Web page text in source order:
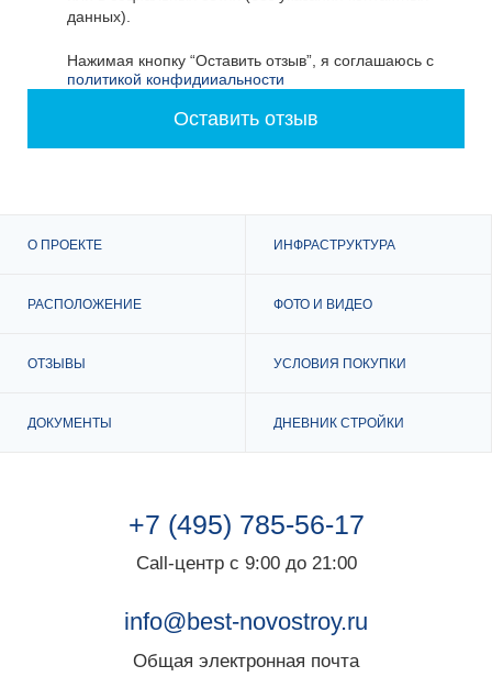
данных).
Нажимая кнопку “Оставить отзыв”, я соглашаюсь с
политикой конфидииальности
Оставить отзыв
О ПРОЕКТЕ ИНФРАСТРУКТУРА
РАСПОЛОЖЕНИЕ ФОТО И ВИДЕО
ОТЗЫВЫ УСЛОВИЯ ПОКУПКИ
ДОКУМЕНТЫ ДНЕВНИК СТРОЙКИ
+7 (495) 785-56-17
Call-центр с 9:00 до 21:00
info@best-novostroy.ru
Общая электронная почта